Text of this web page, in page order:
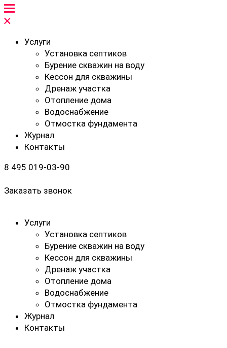
Услуги
Установка септиков
Бурение скважин на воду
Кессон для скважины
Дренаж участка
Отопление дома
Водоснабжение
Отмостка фундамента
Журнал
Контакты
8 495 019-03-90
Заказать звонок
Услуги
Установка септиков
Бурение скважин на воду
Кессон для скважины
Дренаж участка
Отопление дома
Водоснабжение
Отмостка фундамента
Журнал
Контакты